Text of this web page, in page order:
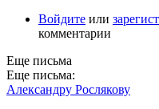
Войдите или
комментарии
Еще письма
Еще письма:
Александру Рослякову